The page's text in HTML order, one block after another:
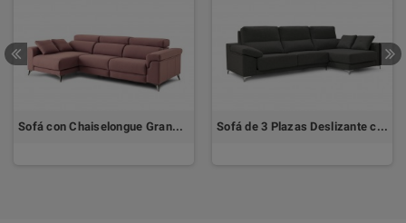
Sofá con Chaiselongue Grande DESCANSA by TOP TAPIZADOS Sofá de 3 Plazas Deslizante con Chaiselongue SEUL